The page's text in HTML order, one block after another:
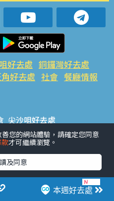
本週好去處
好去處 銅鑼灣好去處
好去處 社會 餐廳情報
尖沙咀好去處
好去處 旺角好去處 社會
#美食社群熱話
應用程式
#限時搶
商戶中心 #著數 #網絡熱話
您的網站體驗，請確定您同意
才可繼續瀏覽。
及同意